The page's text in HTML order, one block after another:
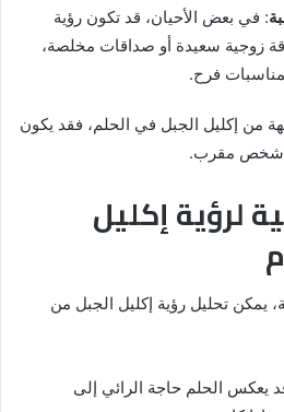
: في بعض الأحيان، قد تكون رؤية
زوجية سعيدة أو صداقات مخلصة،
فرح.
من إكليل الجبل في الحلم، فقد يكون
شخص مقرب.
لرؤية إكليل
يمكن تحليل رؤية إكليل الجبل من
يعكس الحلم حاجة الرائي إلى